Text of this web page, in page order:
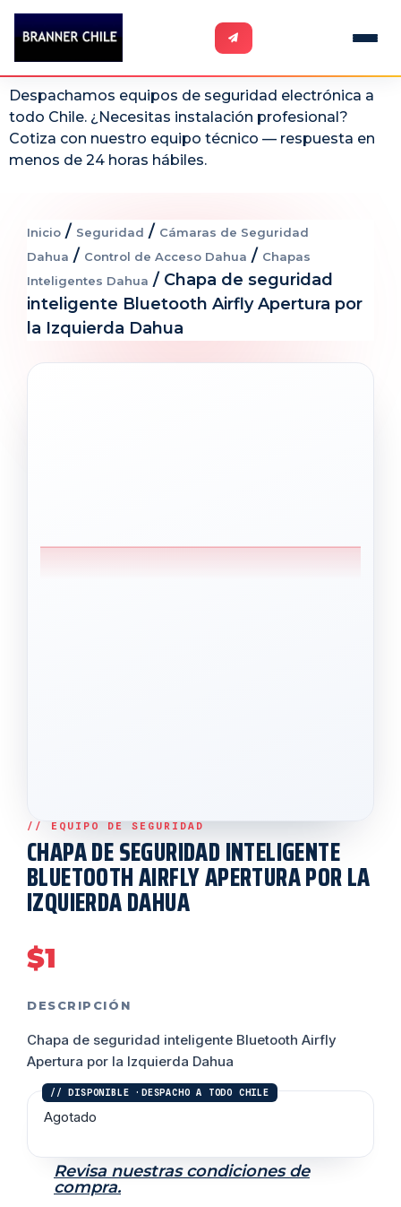
Despachamos equipos de seguridad electrónica a
todo Chile. ¿Necesitas instalación profesional?
Cotiza con nuestro equipo técnico — respuesta en
menos de 24 horas hábiles.
Inicio / Seguridad / Cámaras de Seguridad
Dahua / Control de Acceso Dahua / Chapas
Inteligentes Dahua / Chapa de seguridad
inteligente Bluetooth Airfly Apertura por
la Izquierda Dahua
CHAPA DE SEGURIDAD INTELIGENTE
BLUETOOTH AIRFLY APERTURA POR LA
IZQUIERDA DAHUA
$1
DESCRIPCIÓN
Chapa de seguridad inteligente Bluetooth Airfly
Apertura por la Izquierda Dahua
Agotado
Revisa nuestras condiciones de
compra.